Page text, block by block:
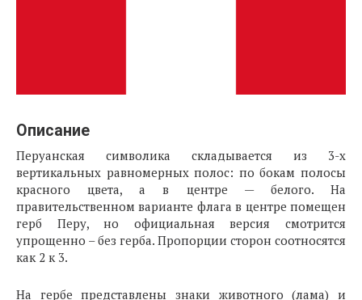
Описание
Перуанская символика складывается из 3-х
вертикальных равномерных полос: по бокам полосы
красного цвета, а в центре — белого. На
правительственном варианте флага в центре помещен
герб Перу, но официальная версия смотрится
упрощенно – без герба. Пропорции сторон соотносятся
как 2 к 3.
На гербе представлены знаки животного (лама) и